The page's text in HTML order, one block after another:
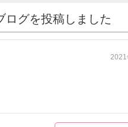
ログを投稿しました